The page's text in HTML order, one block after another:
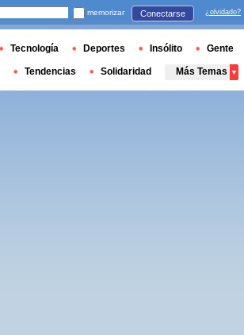
memorizar Conectarse ¿olvidado?
Tecnología Deportes Insólito Gente
Tendencias Solidaridad Más Temas